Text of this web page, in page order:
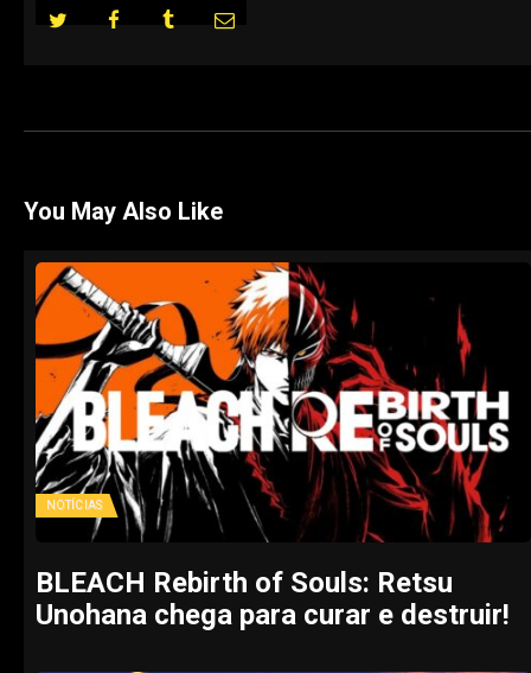
You May Also Like
NOTÍCIAS
BLEACH Rebirth of Souls: Retsu
Unohana chega para curar e destruir!